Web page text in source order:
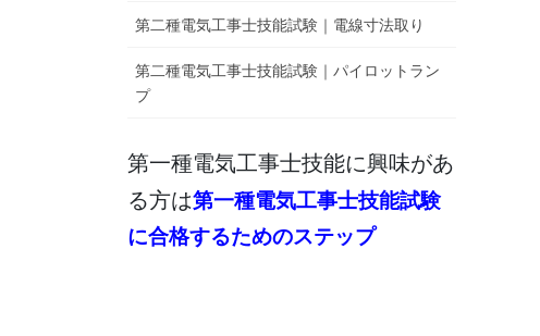
第二種電気工事士技能試験｜電線寸法取り
第二種電気工事士技能試験｜パイロットラン
プ
第一種電気工事士技能に興味があ
る方は第一種電気工事士技能試験
に合格するためのステップ